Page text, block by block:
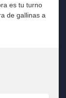
es tu turno
de gallinas a